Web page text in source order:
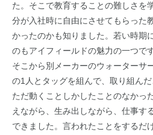
た。そこで教育することの難しさを
分が入社時に自由にさせてもらった
かったのかも知りました。若い時期
のもアイフィールドの魅力の一つです
そこから別メーカーのウォーターサ
の1人とタッグを組んで、取り組ん
ただ動くことしかしたことのなかっ
えながら、生み出しながら、仕事す
できました。言われたことをするだ